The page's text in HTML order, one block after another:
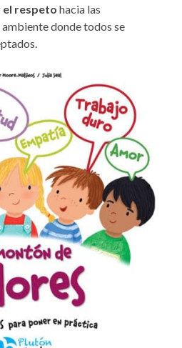
el respeto hacia las
donde todos se